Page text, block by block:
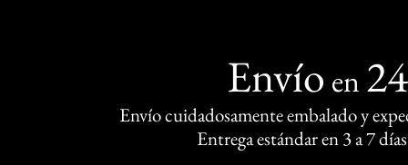
Envío en
Envío cuidadosamente embalado y
Entrega estándar en 3 a 7